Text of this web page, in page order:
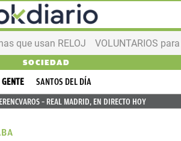
que usan RELOJ VOLUNTARIOS
SOCIEDAD
GENTE
SANTOS DEL DÍA
– REAL MADRID, EN DIRECTO HOY